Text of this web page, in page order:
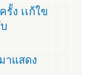
ง เเก้ใข
าแสดง